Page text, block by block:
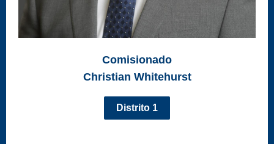
Comisionado
Christian Whitehurst
Distrito 1